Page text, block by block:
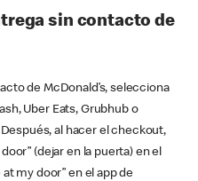
sin contacto de
de McDonald’s, selecciona
Uber Eats, Grubhub o
al hacer el checkout,
(dejar en la puerta) en el
my door” en el app de